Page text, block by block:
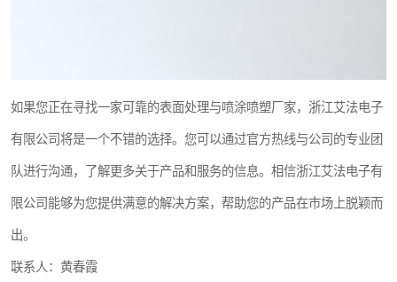
如果您正在寻找一家可靠的表面处理与喷涂喷塑厂家，浙江艾法电子
有限公司将是一个不错的选择。您可以通过官方热线与公司的专业团
队进行沟通，了解更多关于产品和服务的信息。相信浙江艾法电子有
限公司能够为您提供满意的解决方案，帮助您的产品在市场上脱颖而
出。
联系人：黄春霞